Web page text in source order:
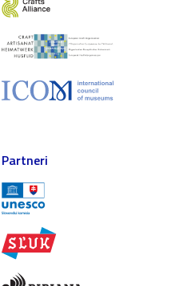
Partneri